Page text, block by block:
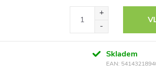
Skladem
EAN: